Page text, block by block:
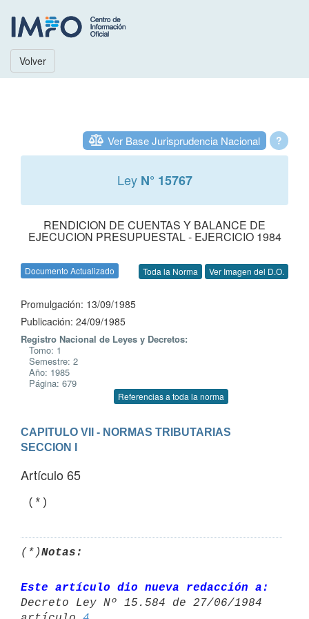
Volver
?
Ver Base Jurisprudencia Nacional
Ley N° 15767
RENDICION DE CUENTAS Y BALANCE DE
EJECUCION PRESUPUESTAL - EJERCICIO 1984
Documento Actualizado Toda la Norma Ver Imagen del D.O.
Promulgación: 13/09/1985
Publicación: 24/09/1985
Registro Nacional de Leyes y Decretos:
Tomo: 1
Semestre: 2
Año: 1985
Página: 679
Referencias a toda la norma
CAPITULO VII - NORMAS TRIBUTARIAS
SECCION I
Artículo 65
(*)Notas:
Este artículo dio nueva redacción a:
Decreto Ley Nº 15.584 de 27/06/1984